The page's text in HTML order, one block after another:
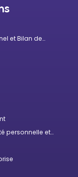
et Bilan de
personnelle et